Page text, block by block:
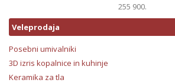
255 900.
Veleprodaja
Posebni umivalniki
3D izris kopalnice in kuhinje
Keramika za tla